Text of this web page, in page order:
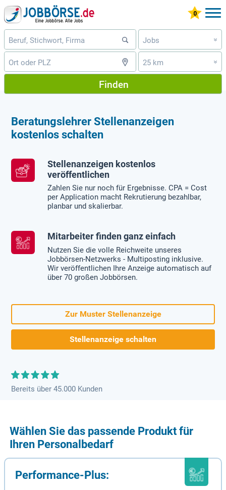
Jobs »
25 km »
Finden
Beratungslehrer Stellenanzeigen
kostenlos schalten
Stellenanzeigen kostenlos
veröffentlichen
Zahlen Sie nur noch für Ergebnisse. CPA = Cost
per Application macht Rekrutierung bezahlbar,
planbar und skalierbar.
Mitarbeiter finden ganz einfach
Nutzen Sie die volle Reichweite unseres
Jobbörsen-Netzwerks - Multiposting inklusive.
Wir veröffentlichen Ihre Anzeige automatisch auf
über 70 großen Jobbörsen.
Zur Muster Stellenanzeige
Stellenanzeige schalten
Bereits über 45.000 Kunden
Wählen Sie das passende Produkt für
Ihren Personalbedarf
Performance-Plus: